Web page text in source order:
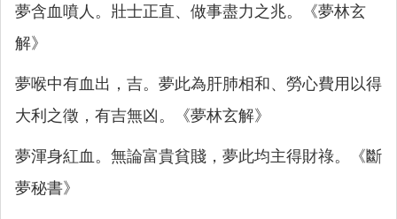
夢含血噴人。壯士正直、做事盡力之兆。《夢林玄
解》
夢喉中有血出，吉。夢此為肝肺相和、勞心費用以得
大利之徵，有吉無凶。《夢林玄解》
夢渾身紅血。無論富貴貧賤，夢此均主得財祿。《斷
夢秘書》